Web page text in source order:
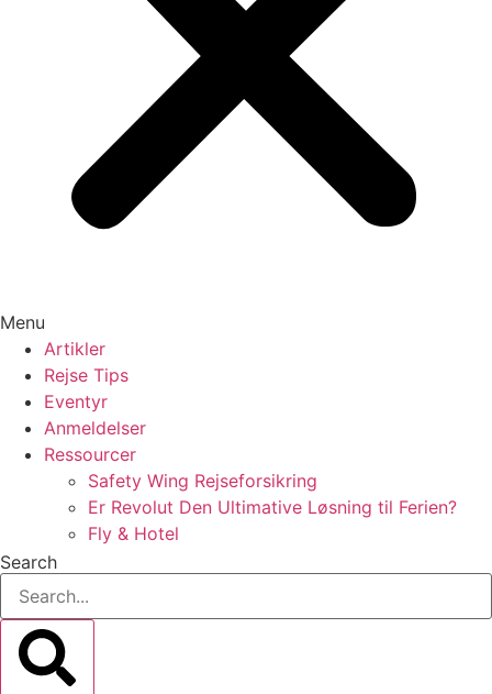
Menu
Artikler
Rejse Tips
Eventyr
Anmeldelser
Ressourcer
Safety Wing Rejseforsikring
Er Revolut Den Ultimative Løsning til Ferien?
Fly & Hotel
Search